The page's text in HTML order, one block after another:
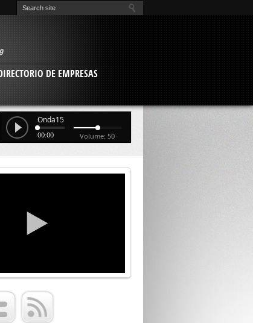
DE EMPRESAS
Onda15
00:00 Volume: 50